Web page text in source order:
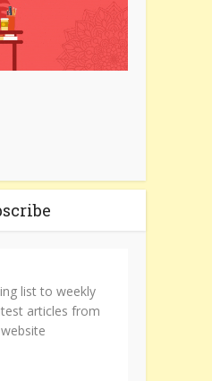
list to weekly
articles from